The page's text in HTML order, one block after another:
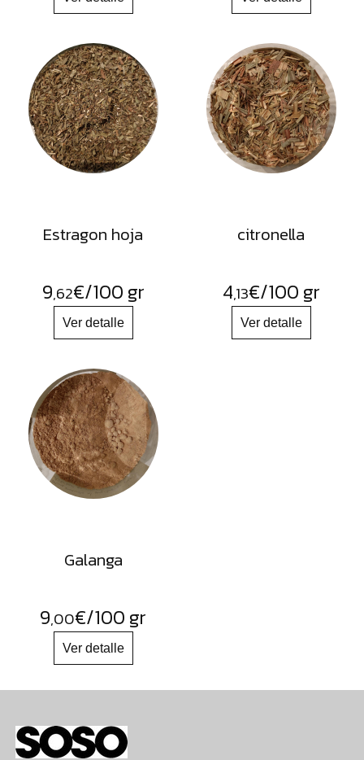
Estragon hoja
9,62€/100 gr
citronella
4,13€/100 gr
Galanga
9,00€/100 gr